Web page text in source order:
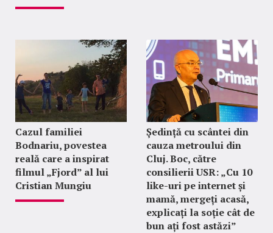
Cazul familiei
Bodnariu, povestea
reală care a inspirat
filmul „Fjord” al lui
Cristian Mungiu
Ședință cu scântei din
cauza metroului din
Cluj. Boc, către
consilierii USR: „Cu 10
like-uri pe internet și
mamă, mergeți acasă,
explicați la soție cât de
bun ați fost astăzi”